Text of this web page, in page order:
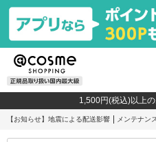
1,500円(税込)以上
【お知らせ】 地震による配送影響 メンテナン